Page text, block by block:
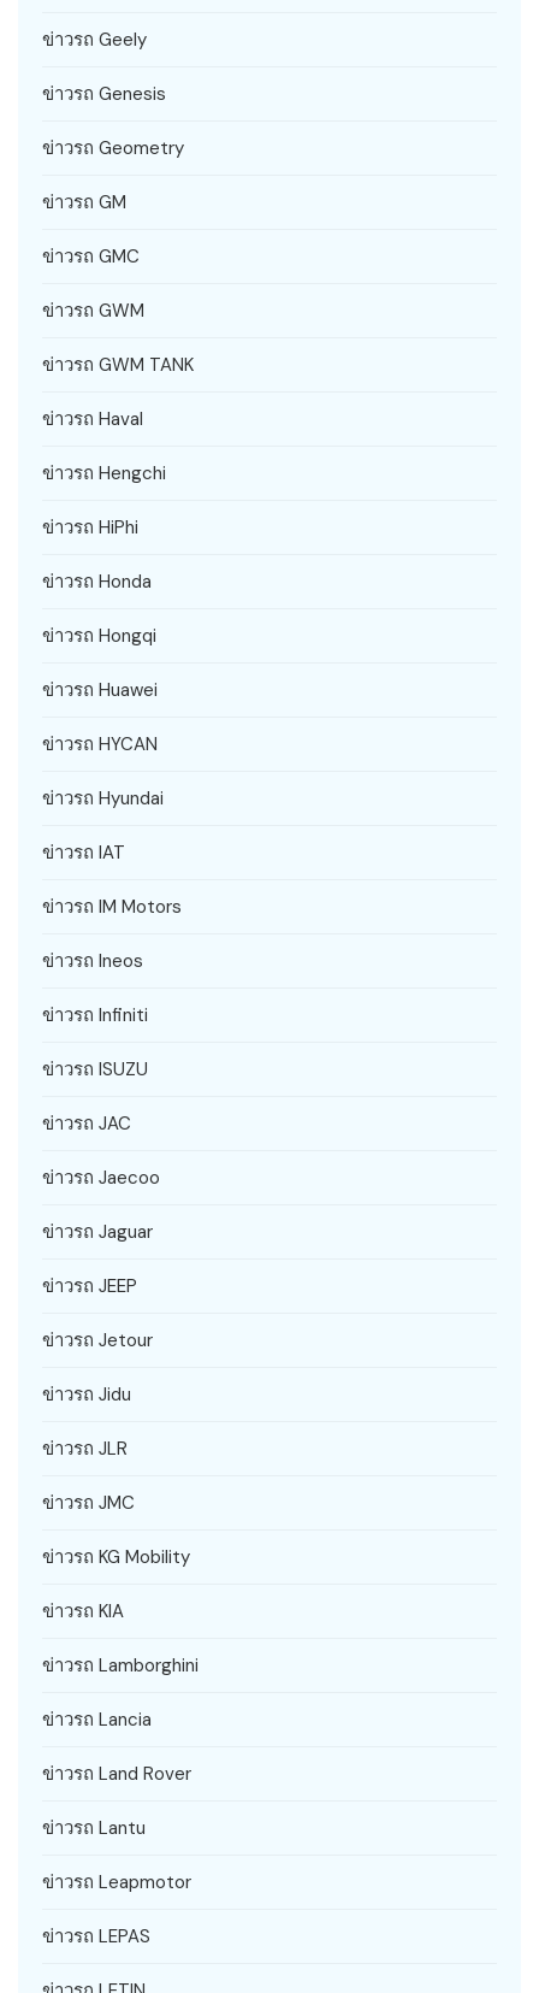
ข่าวรถ Geely
ข่าวรถ Genesis
ข่าวรถ Geometry
ข่าวรถ GM
ข่าวรถ GMC
ข่าวรถ GWM
ข่าวรถ GWM TANK
ข่าวรถ Haval
ข่าวรถ Hengchi
ข่าวรถ HiPhi
ข่าวรถ Honda
ข่าวรถ Hongqi
ข่าวรถ Huawei
ข่าวรถ HYCAN
ข่าวรถ Hyundai
ข่าวรถ IAT
ข่าวรถ IM Motors
ข่าวรถ Ineos
ข่าวรถ Infiniti
ข่าวรถ ISUZU
ข่าวรถ JAC
ข่าวรถ Jaecoo
ข่าวรถ Jaguar
ข่าวรถ JEEP
ข่าวรถ Jetour
ข่าวรถ Jidu
ข่าวรถ JLR
ข่าวรถ JMC
ข่าวรถ KG Mobility
ข่าวรถ KIA
ข่าวรถ Lamborghini
ข่าวรถ Lancia
ข่าวรถ Land Rover
ข่าวรถ Lantu
ข่าวรถ Leapmotor
ข่าวรถ LEPAS